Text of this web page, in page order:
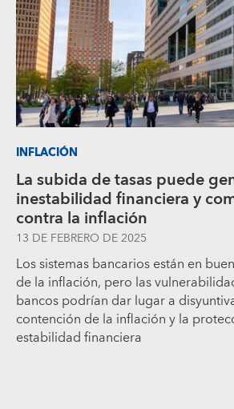
INFLACIÓN
La subida de tasas puede
inestabilidad financiera y
contra la inflación
13 DE FEBRERO DE 2025
Los sistemas bancarios están en
de la inflación, pero las
bancos podrían dar lugar a
contención de la inflación y la
estabilidad financiera